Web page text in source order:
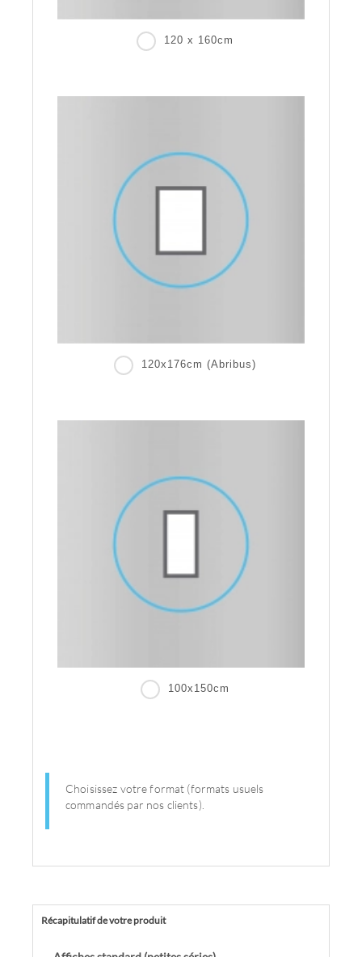
120 x 160cm
120x176cm (Abribus)
100x150cm
Choisissez votre format (formats usuels
commandés par nos clients).
Récapitulatif de votre produit